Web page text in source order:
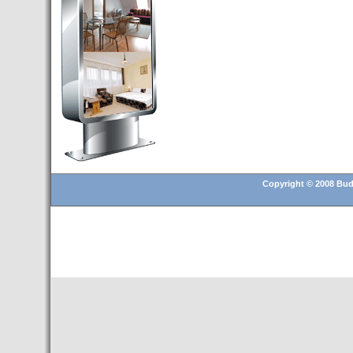
Budapest’.
- Hoteles en BUDAPEST:
Resultados octubre de 2016,
subida del 15% ocupación y
del 25,6% en el RevPar
- Nuevo Hotel en Budapest
bajo la marca Exe Hotusa
- Transfer Aeropuerto de
BUDAPEST
Copyright © 2008